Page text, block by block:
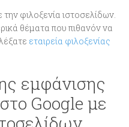
φιλοξενία ιστοσελίδων.
θέματα που πιθανόν να
εταιρεία φιλοξενίας
εμφάνισης
Google με